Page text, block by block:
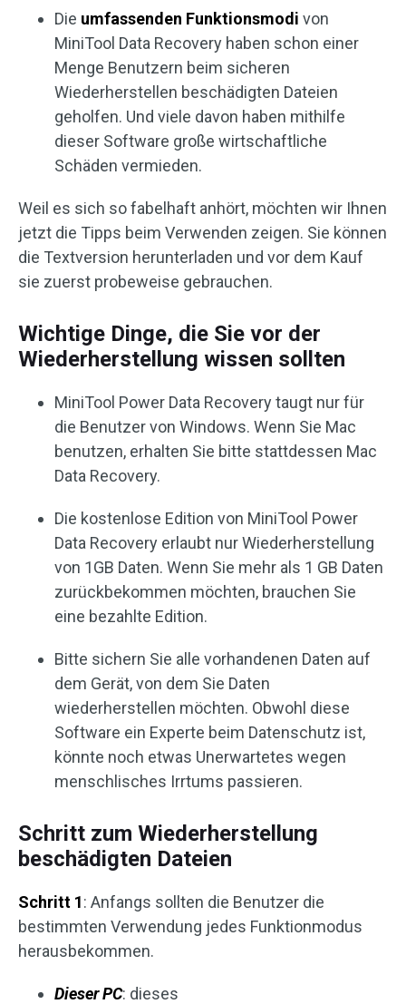
Die umfassenden Funktionsmodi von
MiniTool Data Recovery haben schon einer
Menge Benutzern beim sicheren
Wiederherstellen beschädigten Dateien
geholfen. Und viele davon haben mithilfe
dieser Software große wirtschaftliche
Schäden vermieden.
Weil es sich so fabelhaft anhört, möchten wir Ihnen
jetzt die Tipps beim Verwenden zeigen. Sie können
die Textversion herunterladen und vor dem Kauf
sie zuerst probeweise gebrauchen.
Wichtige Dinge, die Sie vor der
Wiederherstellung wissen sollten
MiniTool Power Data Recovery taugt nur für
die Benutzer von Windows. Wenn Sie Mac
benutzen, erhalten Sie bitte stattdessen Mac
Data Recovery.
Die kostenlose Edition von MiniTool Power
Data Recovery erlaubt nur Wiederherstellung
von 1GB Daten. Wenn Sie mehr als 1 GB Daten
zurückbekommen möchten, brauchen Sie
eine bezahlte Edition.
Bitte sichern Sie alle vorhandenen Daten auf
dem Gerät, von dem Sie Daten
wiederherstellen möchten. Obwohl diese
Software ein Experte beim Datenschutz ist,
könnte noch etwas Unerwartetes wegen
menschlisches Irrtums passieren.
Schritt zum Wiederherstellung
beschädigten Dateien
Schritt 1: Anfangs sollten die Benutzer die
bestimmten Verwendung jedes Funktionmodus
herausbekommen.
Dieser PC: dieses